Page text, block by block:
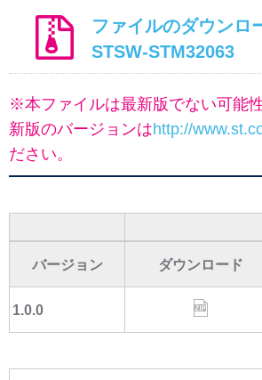
ファイルのダウンロ
STSW-STM32063
※本ファイルは最新版でない可能
新版のバージョンはhttp://
ださい。
バージョン ダウンロード
1.0.0